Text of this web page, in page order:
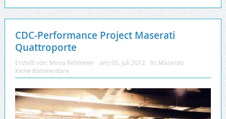
CDC-Performance Project Maserati
Quattroporte
Erstellt von: Mirco Rehmeier am: 05. Juli 2012 In: Maserati
Keine Kommentare